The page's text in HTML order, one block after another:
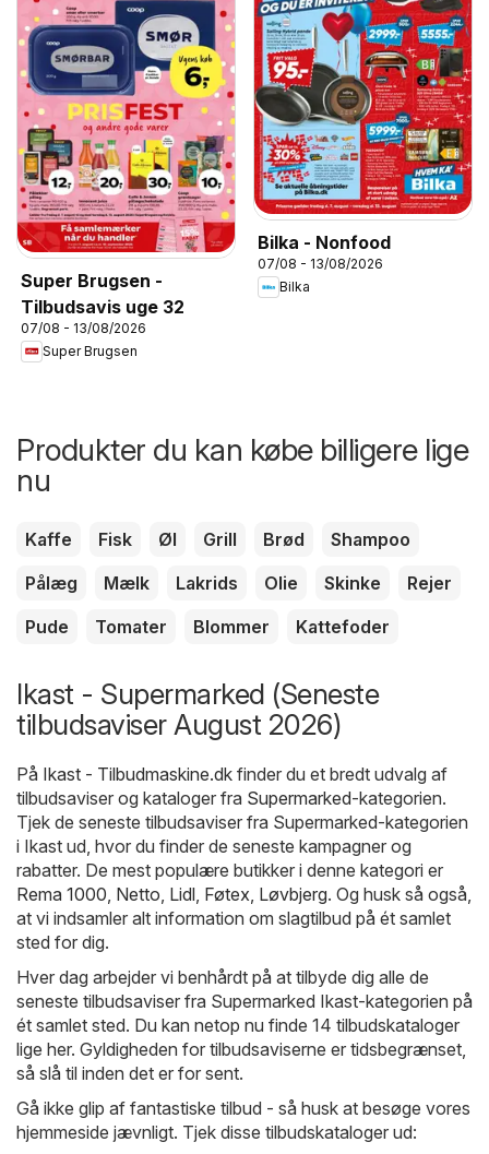
Super Brugsen -
Tilbudsavis uge 32
07/08 - 13/08/2026
Super Brugsen
Bilka - Nonfood
07/08 - 13/08/2026
Bilka
Produkter du kan købe billigere lige
nu
Kaffe Fisk Øl Grill Brød
Shampoo
Pålæg
Mælk Lakrids Olie Skinke
Rejer
Pude
Tomater Blommer Kattefoder
Ikast - Supermarked (Seneste
tilbudsaviser August 2026)
På Ikast - Tilbudmaskine.dk finder du et bredt udvalg af
tilbudsaviser og kataloger fra Supermarked-kategorien.
Tjek de seneste tilbudsaviser fra Supermarked-kategorien
i Ikast ud, hvor du finder de seneste kampagner og
rabatter. De mest populære butikker i denne kategori er
Rema 1000 Netto Lidl Føtex Løvbjerg. Og husk så også,
at vi indsamler alt information om slagtilbud på ét samlet
sted for dig.
Hver dag arbejder vi benhårdt på at tilbyde dig alle de
seneste tilbudsaviser fra Supermarked Ikast-kategorien på
ét samlet sted. Du kan netop nu finde 14 tilbudskataloger
lige her. Gyldigheden for tilbudsaviserne er tidsbegrænset,
så slå til inden det er for sent.
Gå ikke glip af fantastiske tilbud - så husk at besøge vores
hjemmeside jævnligt. Tjek disse tilbudskataloger ud: